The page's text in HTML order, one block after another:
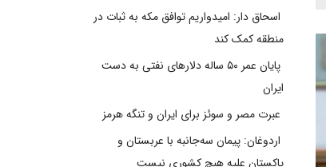
اسحاق دار: امیدواریم توافق مکه به ثبات در
منطقه کمک کند
پایان عمر ۵۰ ساله دلارهای نفتی به دست
ایران
عبرت مصر و سوئز برای ایران و تنگه هرمز
اردوغان: پیمان سه‌جانبه با عربستان و
پاکستان علیه هیچ کشوری نیست